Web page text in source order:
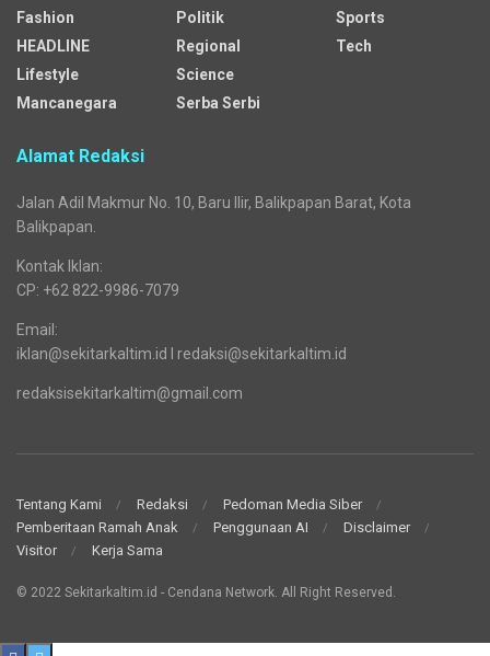
Fashion
HEADLINE
Lifestyle
Mancanegara
Politik
Regional
Science
Serba Serbi
Sports
Tech
Alamat Redaksi
Jalan Adil Makmur No. 10, Baru Ilir, Balikpapan Barat, Kota
Balikpapan.
Kontak Iklan:
CP: +62 822-9986-7079
Email:
iklan@sekitarkaltim.id I redaksi@sekitarkaltim.id
redaksisekitarkaltim@gmail.com
Tentang Kami Redaksi
Pedoman Media Siber
Pemberitaan Ramah Anak
Penggunaan AI
Disclaimer
Visitor
Kerja Sama
© 2022 Sekitarkaltim.id - Cendana Network. All Right Reserved.